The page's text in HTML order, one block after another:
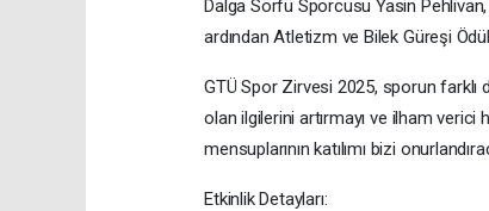
Dalga Sörfü Sporcusu Yasin
ardından Atletizm ve Bilek Güreşi
GTÜ Spor Zirvesi 2025, sporun
olan ilgilerini artırmayı ve ilham verici
mensuplarının katılımı bizi
Etkinlik Detayları: